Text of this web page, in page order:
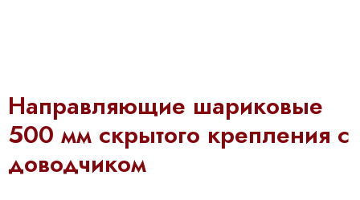
Направляющие шариковые
500 мм скрытого крепления с
доводчиком